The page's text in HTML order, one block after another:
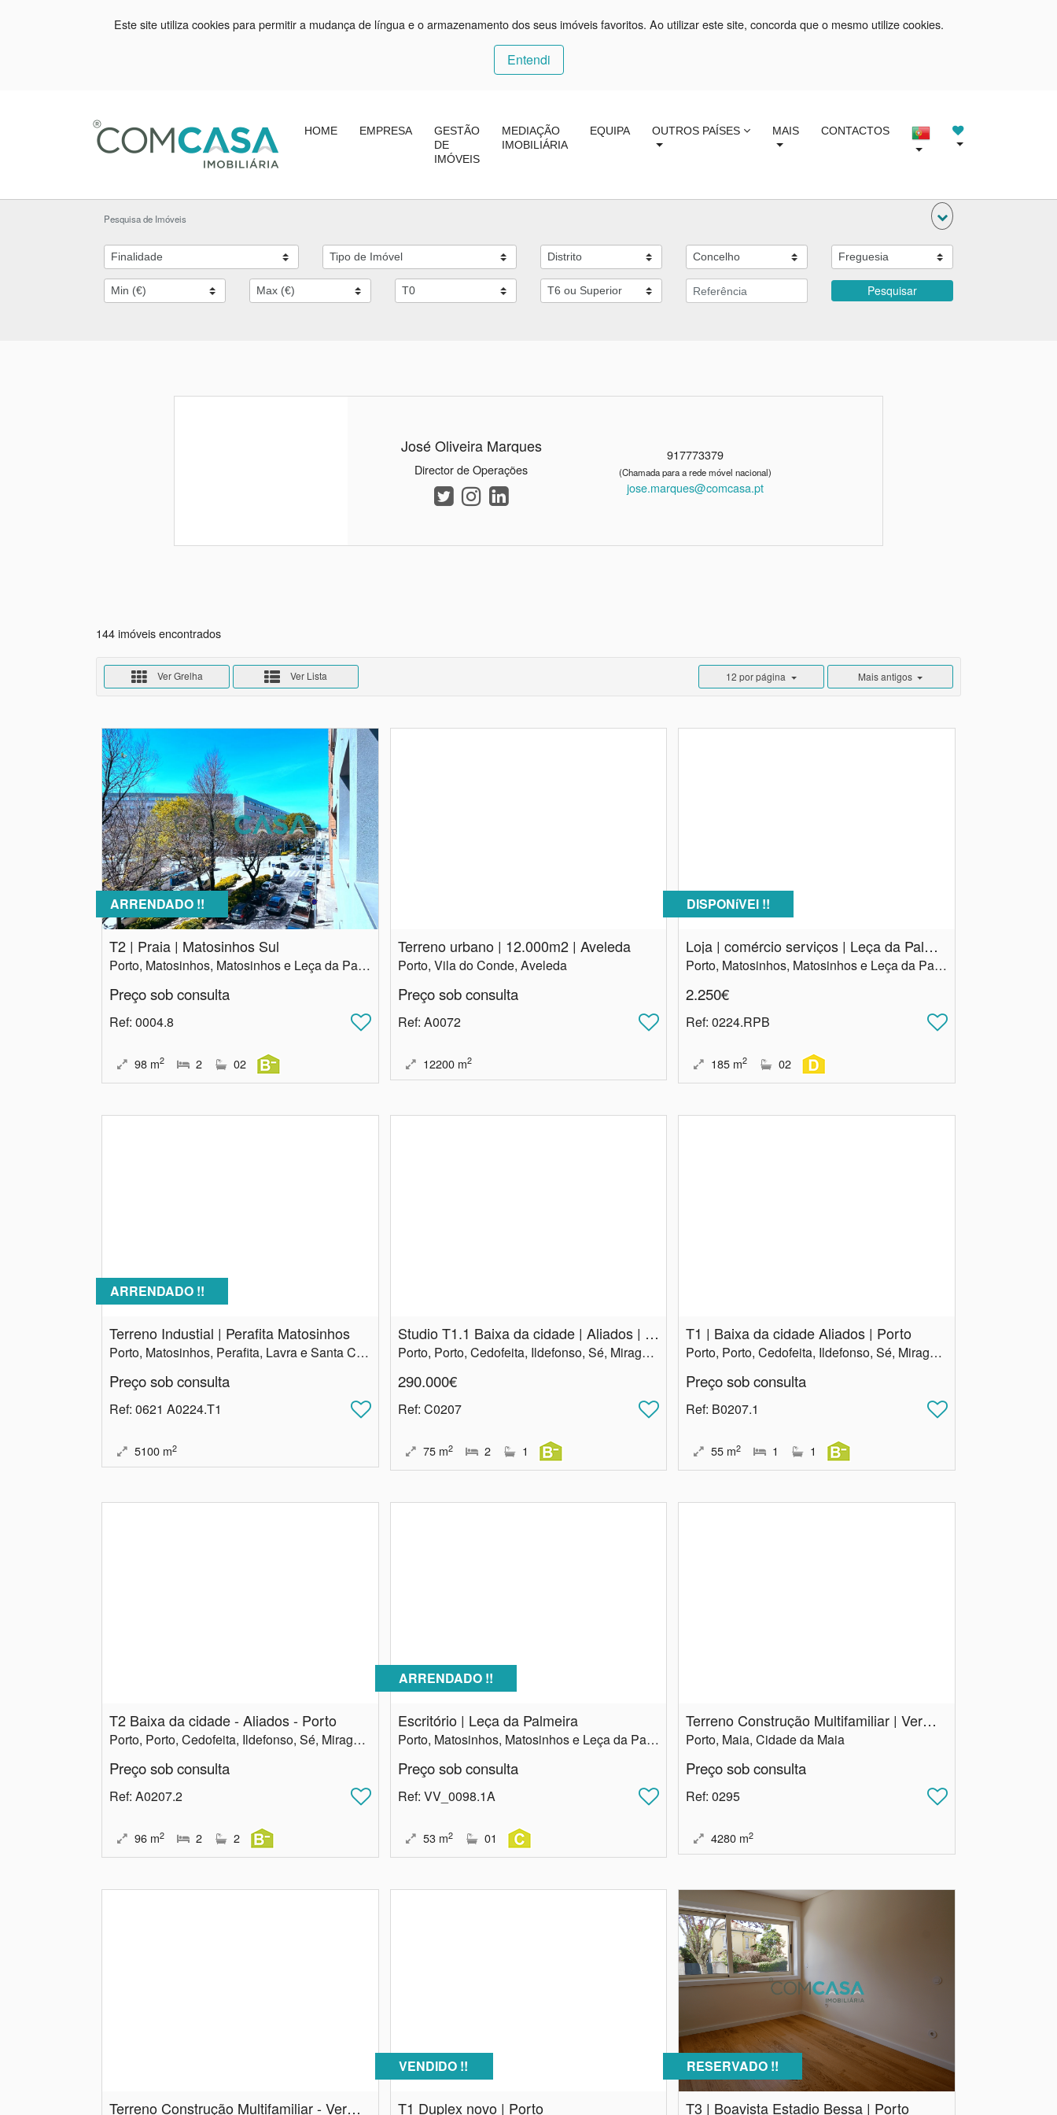
Este site utiliza cookies para permitir a mudança de língua e o armazenamento dos seus imóveis favoritos. Ao utilizar este site, concorda que o mesmo utilize cookies.
Entendi
HOME EMPRESA
GESTÃO
DE
IMÓVEIS
MEDIAÇÃO
IMOBILIÁRIA
EQUIPA OUTROS PAÍSES MAIS CONTACTOS
Pesquisa de Imóveis
Pesquisar
José Oliveira Marques
Director de Operações
917773379
(Chamada para a rede móvel nacional)
jose.marques@comcasa.pt
144 imóveis encontrados
Ver Grelha Ver Lista 12 por página Mais antigos
ARRENDADO !!
T2 | Praia | Matosinhos Sul
Porto, Matosinhos, Matosinhos e Leça da Palmeira
Preço sob consulta
Ref: 0004.8
98 m2 2 02
Terreno urbano | 12.​000m2 | Aveleda
Porto, Vila do Conde, Aveleda
Preço sob consulta
Ref: A0072
12200 m2
DISPONíVEl !!
Loja | comércio serviços | Leça da Palmeira
Porto, Matosinhos, Matosinhos e Leça da Palmeira
2.250€
Ref: 0224.RPB
185 m2 02
ARRENDADO !!
Terreno Industial | Perafita Matosinhos
Porto, Matosinhos, Perafita, Lavra e Santa Cruz do Bispo
Preço sob consulta
Ref: 0621 A0224.T1
5100 m2
Studio T1.​1 Baixa da cidade | Aliados | Porto
Porto, Porto, Cedofeita, Ildefonso, Sé, Miragaia, Nicolau, Vitória
290.000€
Ref: C0207
75 m2 2 1
T1 | Baixa da cidade Aliados | Porto
Porto, Porto, Cedofeita, Ildefonso, Sé, Miragaia, Nicolau, Vitória
Preço sob consulta
Ref: B0207.1
55 m2 1 1
T2 Baixa da cidade - Aliados - Porto
Porto, Porto, Cedofeita, Ildefonso, Sé, Miragaia, Nicolau, Vitória
Preço sob consulta
Ref: A0207.2
96 m2 2 2
ARRENDADO !!
Escritório | Leça da Palmeira
Porto, Matosinhos, Matosinhos e Leça da Palmeira
Preço sob consulta
Ref: VV_0098.1A
53 m2 01
Terreno Construção Multifamiliar | Vermoim | Maia
Porto, Maia, Cidade da Maia
Preço sob consulta
Ref: 0295
4280 m2
Terreno Construção Multifamiliar - Vermoim - Maia
VENDIDO !!
T1 Duplex novo | Porto
RESERVADO !!
T3 | Boavista Estadio Bessa | Porto